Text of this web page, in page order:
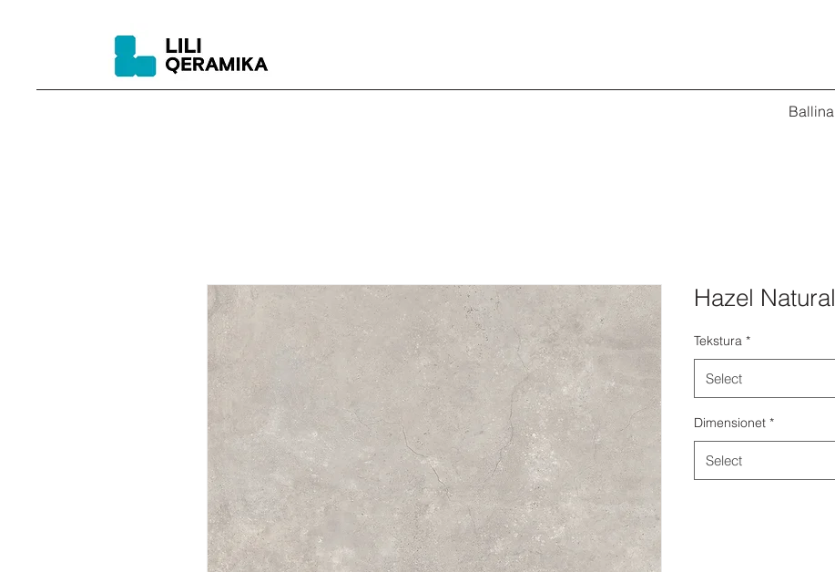
Ballina
Hazel Natural
Tekstura *
Select
Dimensionet *
Select